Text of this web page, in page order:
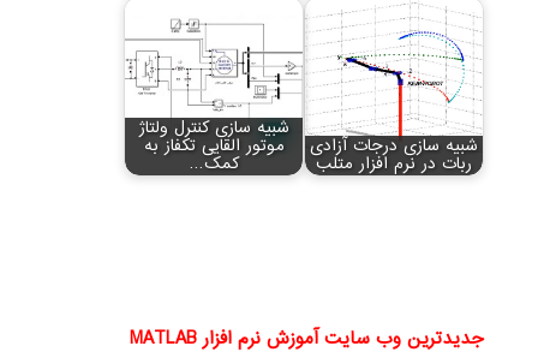
شبیه سازی درجات آزادی
ربات در نرم افزار متلب
شبیه سازی کنترل ولتاژ
موتور القایی تکفاز به
کمک…
جدیدترین وب سایت آموزش نرم افزار MATLAB